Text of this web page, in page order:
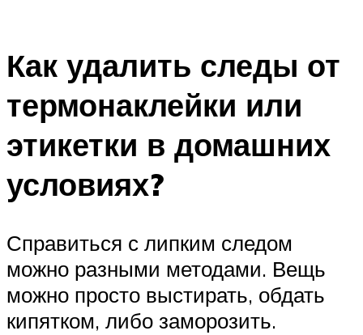
Как удалить следы от
термонаклейки или
этикетки в домашних
условиях?
Справиться с липким следом
можно разными методами. Вещь
можно просто выстирать, обдать
кипятком, либо заморозить.